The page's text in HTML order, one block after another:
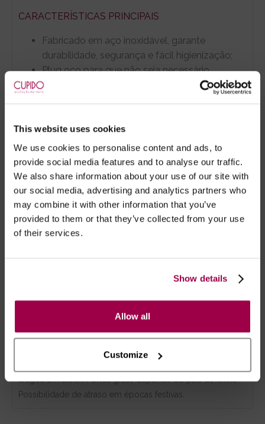
This website uses cookies
We use cookies to personalise content and ads, to
provide social media features and to analyse our traffic.
We also share information about your use of our site with
our social media, advertising and analytics partners who
may combine it with other information that you’ve
provided to them or that they’ve collected from your use
of their services.
Show details
Allow all
Customize
CARACTERÍSTICAS PRINCIPAIS
Fabricado em aço inoxidável, garante
durabilidade, segurança e fácil higienização;
Plug oco para que não seja necessário
remover a jaula para urinar;
NOTAS IMPORTANTES
Antes de utilizar este artigo, deve familiarizar-
se bem com o processo. Leia por favor o
separador "Utilização"
Certifique-se de que a sonda está
antes e depois de cada utilização.
- Embalagens 100% discretas
- *Entrega em 24 horas para pedidos antes das 16:00 h.
Após as 16:00 h, a sua encomenda será entregue em 48
artigos em stock. Portes gratis depende do país de envio.
Possibilidade de atraso em épocas festivas.